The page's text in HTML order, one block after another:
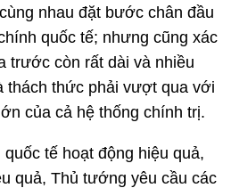
nhau đặt bước chân đầu
quốc tế; nhưng cũng xác
trước còn rất dài và nhiều
thách thức phải vượt qua với
của cả hệ thống chính trị.
tế hoạt động hiệu quả,
quả, Thủ tướng yêu cầu các